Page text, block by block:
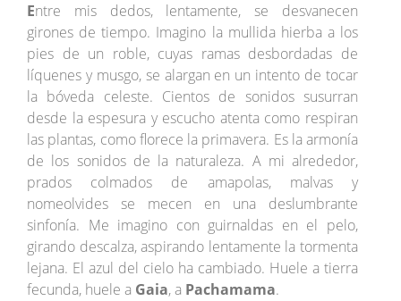
Entre mis dedos, lentamente, se desvanecen
girones de tiempo. Imagino la mullida hierba a los
pies de un roble, cuyas ramas desbordadas de
líquenes y musgo, se alargan en un intento de tocar
la bóveda celeste. Cientos de sonidos susurran
desde la espesura y escucho atenta como respiran
las plantas, como florece la primavera. Es la armonía
de los sonidos de la naturaleza. A mi alrededor,
prados colmados de amapolas, malvas y
nomeolvides se mecen en una deslumbrante
sinfonía. Me imagino con guirnaldas en el pelo,
girando descalza, aspirando lentamente la tormenta
lejana. El azul del cielo ha cambiado. Huele a tierra
fecunda, huele a Gaia, a Pachamama.